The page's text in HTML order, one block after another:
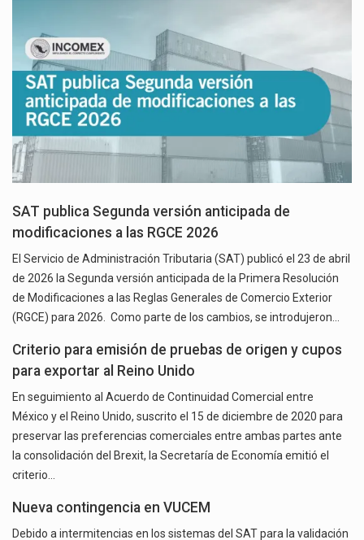
SAT publica Segunda versión anticipada de
modificaciones a las RGCE 2026
El Servicio de Administración Tributaria (SAT) publicó el 23 de abril
de 2026 la Segunda versión anticipada de la Primera Resolución
de Modificaciones a las Reglas Generales de Comercio Exterior
(RGCE) para 2026. Como parte de los cambios, se introdujeron…
Criterio para emisión de pruebas de origen y cupos
para exportar al Reino Unido
En seguimiento al Acuerdo de Continuidad Comercial entre
México y el Reino Unido, suscrito el 15 de diciembre de 2020 para
preservar las preferencias comerciales entre ambas partes ante
la consolidación del Brexit, la Secretaría de Economía emitió el
criterio…
Nueva contingencia en VUCEM
Debido a intermitencias en los sistemas del SAT para la validación